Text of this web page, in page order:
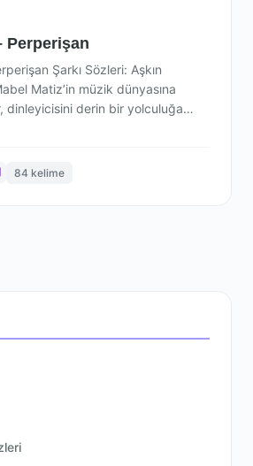
Perperişan
Şarkı Sözleri: Aşkın
Matiz’in müzik dünyasına
dinleyicisini derin bir yolculuğa
84 kelime